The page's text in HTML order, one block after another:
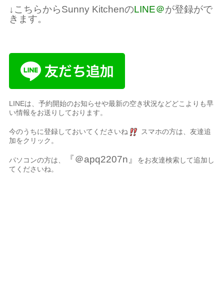
↓こちらからSunny KitchenのLINE＠が登録がで
きます。
LINEは、予約開始のお知らせや最新の空き状況などどこよりも早
い情報をお送りしております。
今のうちに登録しておいてくださいね
スマホの方は、友達追
加をクリック。
パソコンの方は、 『＠apq2207n』
をお友達検索して追加し
てくださいね。